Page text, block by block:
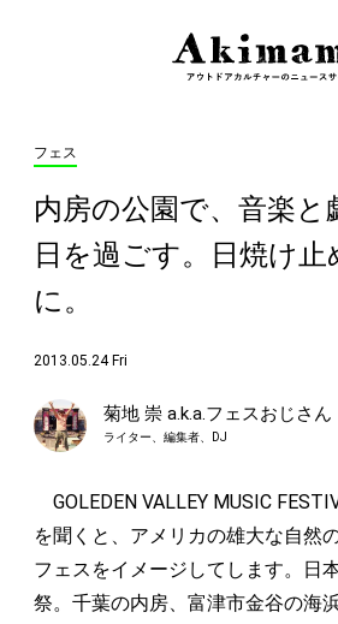
フェス
内房の公園で、音楽と
日を過ごす。日焼け
に。
2013.05.24 Fri
菊地 崇 a.k.a.フェスおじさん
ライター、編集者、DJ
GOLEDEN VALLEY MUSIC
を聞くと、アメリカの雄大な自然
フェスをイメージしてします。日
祭。千葉の内房、富津市金谷の海